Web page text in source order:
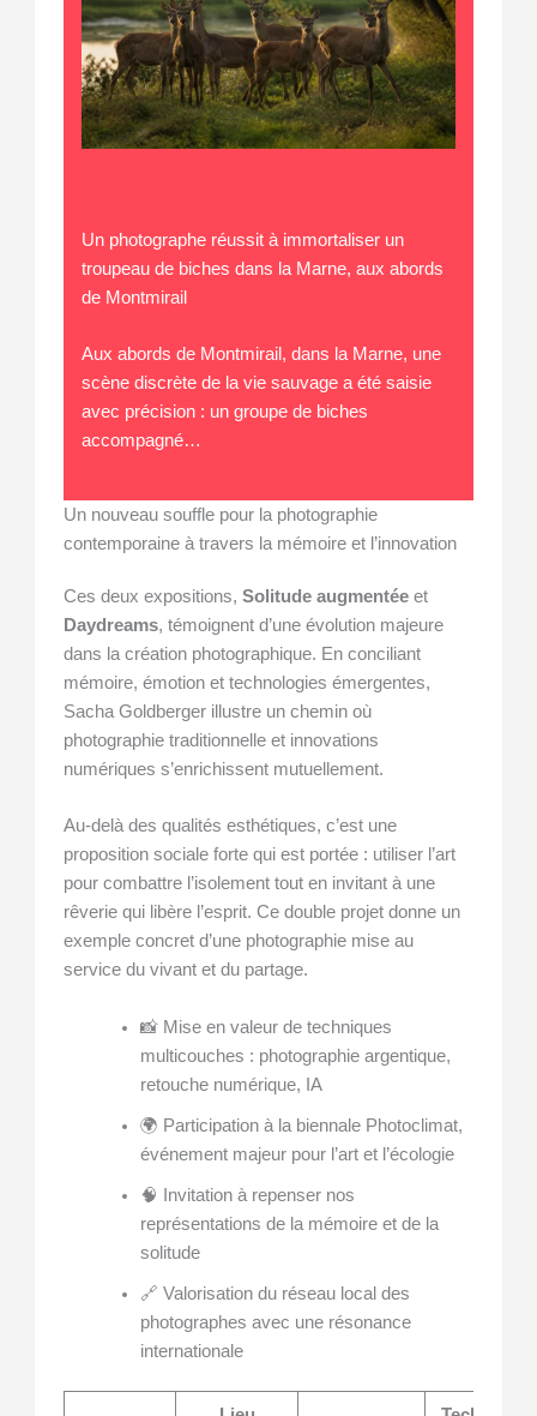
Un photographe réussit à immortaliser un
troupeau de biches dans la Marne, aux abords
de Montmirail
Aux abords de Montmirail, dans la Marne, une
scène discrète de la vie sauvage a été saisie
avec précision : un groupe de biches
accompagné…
Un nouveau souffle pour la photographie
contemporaine à travers la mémoire et l’innovation
Ces deux expositions,Solitude augmentée et
Daydreams, témoignent d’une évolution majeure
dans la création photographique. En conciliant
mémoire, émotion et technologies émergentes,
Sacha Goldberger illustre un chemin où
photographie traditionnelle et innovations
numériques s’enrichissent mutuellement.
Au-delà des qualités esthétiques, c’est une
proposition sociale forte qui est portée : utiliser l’art
pour combattre l’isolement tout en invitant à une
rêverie qui libère l’esprit. Ce double projet donne un
exemple concret d’une photographie mise au
service du vivant et du partage.
📸 Mise en valeur de techniques
multicouches : photographie argentique,
retouche numérique, IA
🌍 Participation à la biennale Photoclimat,
événement majeur pour l’art et l’écologie
🧠 Invitation à repenser nos
représentations de la mémoire et de la
solitude
🔗 Valorisation du réseau local des
photographes avec une résonance
internationale